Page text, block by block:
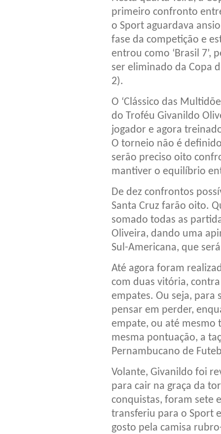
primeiro confronto
o Sport aguardava
fase da competição e
entrou como ‘Brasil 7’,
ser eliminado da Copa
2).
O ‘Clássico das
do Troféu Givanildo
jogador e agora
O torneio não é
serão preciso oito
mantiver o equilíbrio
De dez confrontos
Santa Cruz farão oito.
somado todas as
Oliveira, dando uma
Sul-Americana, que
Até agora foram
com duas vitória,
empates. Ou seja, para
pensar em perder,
empate, ou até mesmo
mesma pontuação, a
Pernambucano de
Volante, Givanildo foi
para cair na graça da
conquistas, foram sete
transferiu para o Sport
gosto pela camisa